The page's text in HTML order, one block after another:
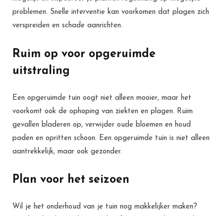
problemen. Snelle interventie kan voorkomen dat plagen zich
verspreiden en schade aanrichten.
Ruim op voor opgeruimde
uitstraling
Een opgeruimde tuin oogt niet alleen mooier, maar het
voorkomt ook de ophoping van ziekten en plagen. Ruim
gevallen bladeren op, verwijder oude bloemen en houd
paden en opritten schoon. Een opgeruimde tuin is niet alleen
aantrekkelijk, maar ook gezonder.
Plan voor het seizoen
Wil je het onderhoud van je tuin nog makkelijker maken?